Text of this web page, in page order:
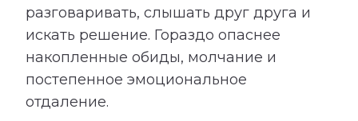
разговаривать, слышать друг друга и
искать решение. Гораздо опаснее
накопленные обиды, молчание и
постепенное эмоциональное
отдаление.